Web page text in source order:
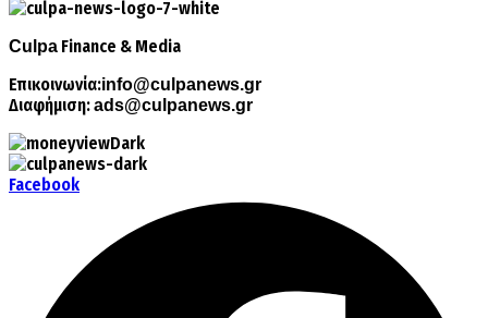
Culpa Finance & Media
Επικοινωνία:info@culpanews.gr
Διαφήμιση:ads@culpanews.gr
Facebook